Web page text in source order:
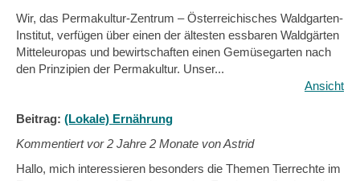
Wir, das Permakultur-Zentrum – Österreichisches Waldgarten-
Institut, verfügen über einen der ältesten essbaren Waldgärten
Mitteleuropas und bewirtschaften einen Gemüsegarten nach
den Prinzipien der Permakultur. Unser...
Ansicht
Beitrag: (Lokale) Ernährung
Kommentiert vor2 Jahre 2 Monate von Astrid
Hallo, mich interessieren besonders die Themen Tierrechte im